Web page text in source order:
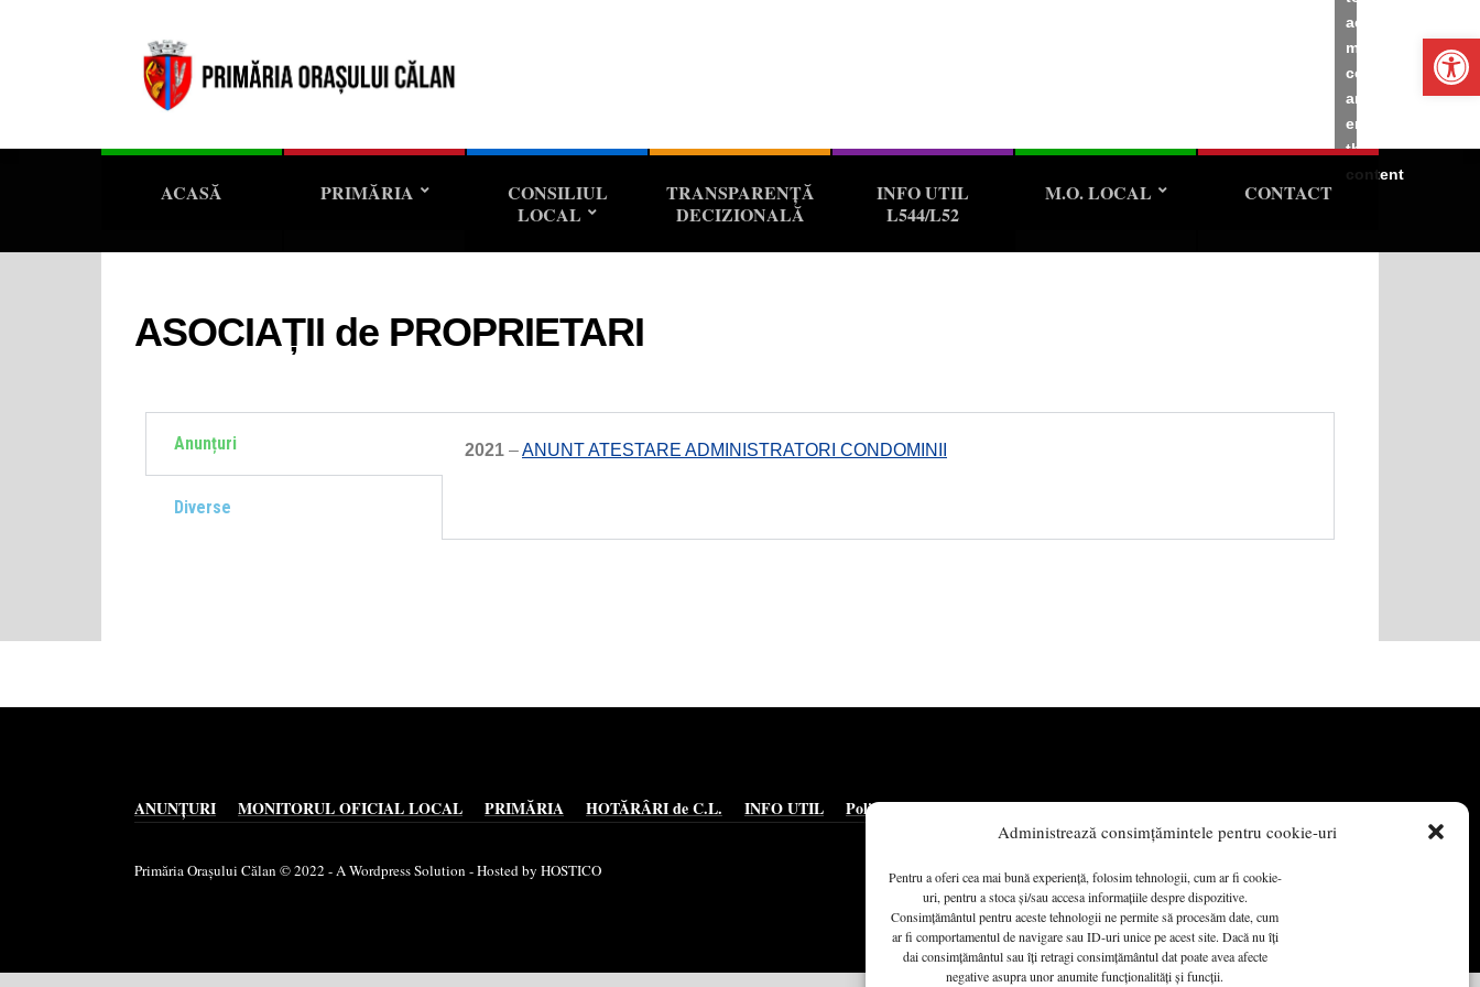
Administrează consimțămintele pentru cookie-uri
Pentru a oferi cea mai bună experiență, folosim tehnologii, cum ar fi cookie-
uri, pentru a stoca și/sau accesa informațiile despre dispozitive.
Consimțământul pentru aceste tehnologii ne permite să procesăm date, cum
ar fi comportamentul de navigare sau ID-uri unice pe acest site. Dacă nu îți
dai consimțământul sau îți retragi consimțământul dat poate avea afecte
negative asupra unor anumite funcționalități și funcții.
accept
marketing
cookies
and
enable
this
content
ACASĂ PRIMĂRIA
CONSILIUL
LOCAL
TRANSPARENȚĂ
DECIZIONALĂ
INFO UTIL
L544/L52
M.O. LOCAL CONTACT
ASOCIAȚII de PROPRIETARI
Anunțuri
Diverse
2021 –ANUNT ATESTARE ADMINISTRATORI CONDOMINII
ANUNȚURI MONITORUL OFICIAL LOCAL PRIMĂRIA HOTĂRÂRI de C.L. INFO UTIL Politică cookie-uri (UE) G.D.P.R. CONTACT
Primăria Orașului Călan © 2022 - A Wordpress Solution - Hosted by HOSTICO